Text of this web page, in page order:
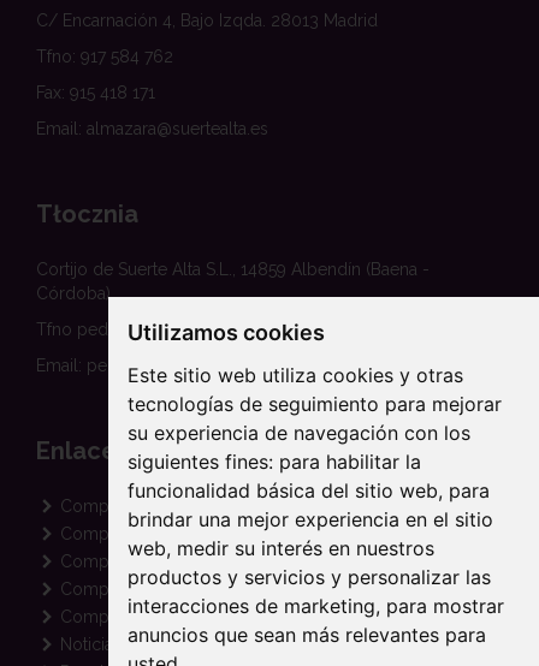
Utilizamos cookies
Este sitio web utiliza cookies y otras
tecnologías de seguimiento para mejorar
su experiencia de navegación con los
siguientes fines: para habilitar la
funcionalidad básica del sitio web, para
brindar una mejor experiencia en el sitio
web, medir su interés en nuestros
productos y servicios y personalizar las
interacciones de marketing, para mostrar
anuncios que sean más relevantes para
C/ Encarnación 4, Bajo Izqda. 28013 Madrid
Tfno: 917 584 762
Fax: 915 418 171
Email: almazara@suertealta.es
Tłocznia
Cortijo de Suerte Alta S.L., 14859 Albendín (Baena -
Córdoba)
Tfno pedidos: 620 458 354
Email: pedidos@suertealta.es
Enlaces
Comprar Aceite Ecológico
Comprar Aceite Arbequina
Comprar Aceite Picual
Comprar Aceite Coupage
Comprar Aceite para Regalo
Noticias de Cortijo Suerte Alta